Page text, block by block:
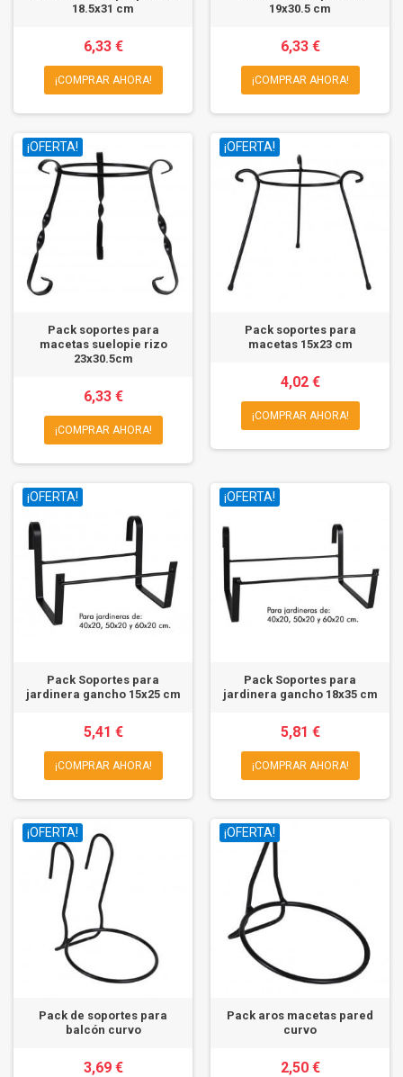
18.5x31 cm
6,33 €
¡COMPRAR AHORA!
19x30.5 cm
6,33 €
¡COMPRAR AHORA!
¡OFERTA!
Pack soportes para
macetas suelopie rizo
23x30.5cm
6,33 €
¡COMPRAR AHORA!
¡OFERTA!
Pack soportes para
macetas 15x23 cm
4,02 €
¡COMPRAR AHORA!
¡OFERTA!
Pack Soportes para
jardinera gancho 15x25 cm
5,41 €
¡COMPRAR AHORA!
¡OFERTA!
Pack Soportes para
jardinera gancho 18x35 cm
5,81 €
¡COMPRAR AHORA!
¡OFERTA!
Pack de soportes para
balcón curvo
3,69 €
¡OFERTA!
Pack aros macetas pared
curvo
2,50 €